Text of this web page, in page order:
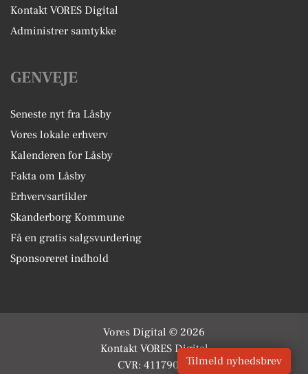
Kontakt VORES Digital
Administrer samtykke
GENVEJE
Seneste nyt fra Låsby
Vores lokale erhverv
Kalenderen for Låsby
Fakta om Låsby
Erhvervsartikler
Skanderborg Kommune
Få en gratis salgsvurdering
Sponsoreret indhold
Vores Digital © 2026
Kontakt VORES Digital
CVR: 41179082Tilmeld nyhedsbrev